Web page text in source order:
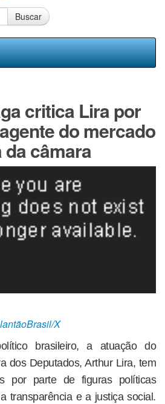
Buscar
critica Lira por
do mercado
da câmara
X
brasileiro, a atuação do
dos Deputados, Arthur Lira, tem
por parte de figuras políticas
transparência e a justiça social.